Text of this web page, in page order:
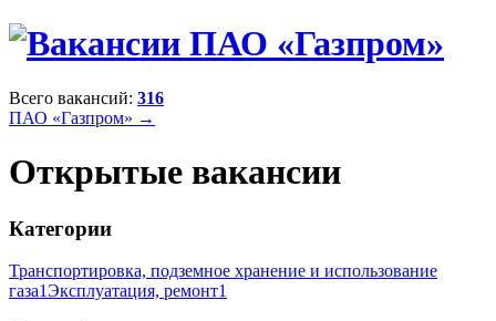
Всего вакансий: 316
ПАО «Газпром» →
Открытые вакансии
Категории
Транспортировка, подземное хранение и использование
газа1Эксплуатация, ремонт1